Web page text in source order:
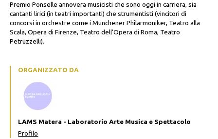
Premio Ponselle annovera musicisti che sono oggi in carriera, sia
cantanti lirici (in teatri importanti) che strumentisti (vincitori di
concorsi in orchestre come i Munchener Philarmoniker, Teatro alla
Scala, Opera di Firenze, Teatro dell'Opera di Roma, Teatro
Petruzzelli).
ORGANIZZATO DA
LAMS Matera - Laboratorio Arte Musica e Spettacolo
Profilo